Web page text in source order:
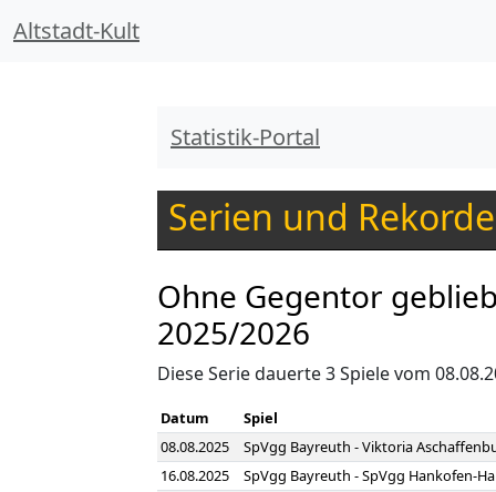
Altstadt-Kult
Statistik-Portal
Serien und Rekorde
Ohne Gegentor
2025/2026
Diese Serie dauerte 3 Spiele vom
Datum
Spiel
08.08.2025
SpVgg Bayreuth - Viktoria
16.08.2025
SpVgg Bayreuth - SpVgg Hankofen-